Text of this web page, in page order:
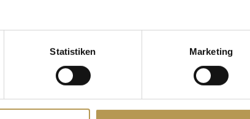
Statistiken Marketing